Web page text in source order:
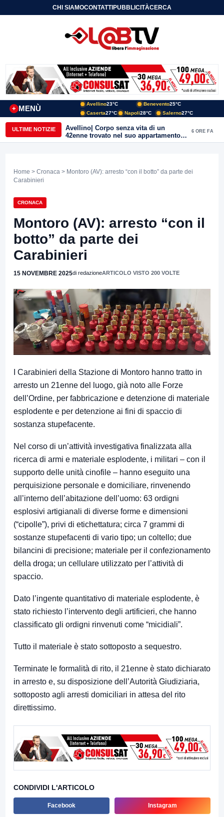
CHI SIAMOCONTATTIPUBBLICITÀCERCA
MENÙ
+
Avellino23°C Benevento25°C
Caserta27°C Napoli28°C Salerno27°C
ULTIME NOTIZIE
Mastella: “Ho subito una scarica
d’odio incredibile: ho famiglia a due
passi dal Calore”
6 ORE FA
Home > Cronaca > Montoro (AV): arresto “con il botto” da parte dei
Carabinieri
CRONACA
Montoro (AV): arresto “con il
botto” da parte dei
Carabinieri
15 NOVEMBRE 2025di redazioneARTICOLO VISTO 200 VOLTE
I Carabinieri della Stazione di Montoro hanno tratto in
arresto un 21enne del luogo, già noto alle Forze
dell’Ordine, per fabbricazione e detenzione di materiale
esplodente e per detenzione ai fini di spaccio di
sostanza stupefacente.
Nel corso di un’attività investigativa finalizzata alla
ricerca di armi e materiale esplodente, i militari – con il
supporto delle unità cinofile – hanno eseguito una
perquisizione personale e domiciliare, rinvenendo
all’interno dell’abitazione dell’uomo: 63 ordigni
esplosivi artigianali di diverse forme e dimensioni
(“cipolle”), privi di etichettatura; circa 7 grammi di
sostanze stupefacenti di vario tipo; un coltello; due
bilancini di precisione; materiale per il confezionamento
della droga; un cellulare utilizzato per l’attività di
spaccio.
Dato l’ingente quantitativo di materiale esplodente, è
stato richiesto l’intervento degli artificieri, che hanno
classificato gli ordigni rinvenuti come “micidiali”.
Tutto il materiale è stato sottoposto a sequestro.
Terminate le formalità di rito, il 21enne è stato dichiarato
in arresto e, su disposizione dell’Autorità Giudiziaria,
sottoposto agli arresti domiciliari in attesa del rito
direttissimo.
CONDIVIDI L'ARTICOLO
Facebook Instagram